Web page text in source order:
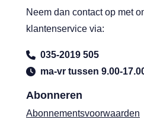
Abonneren
Abonnementsvoorwaarden
Neem dan contact op met
klantenservice via:
035-2019 505
ma-vr tussen 9.00-